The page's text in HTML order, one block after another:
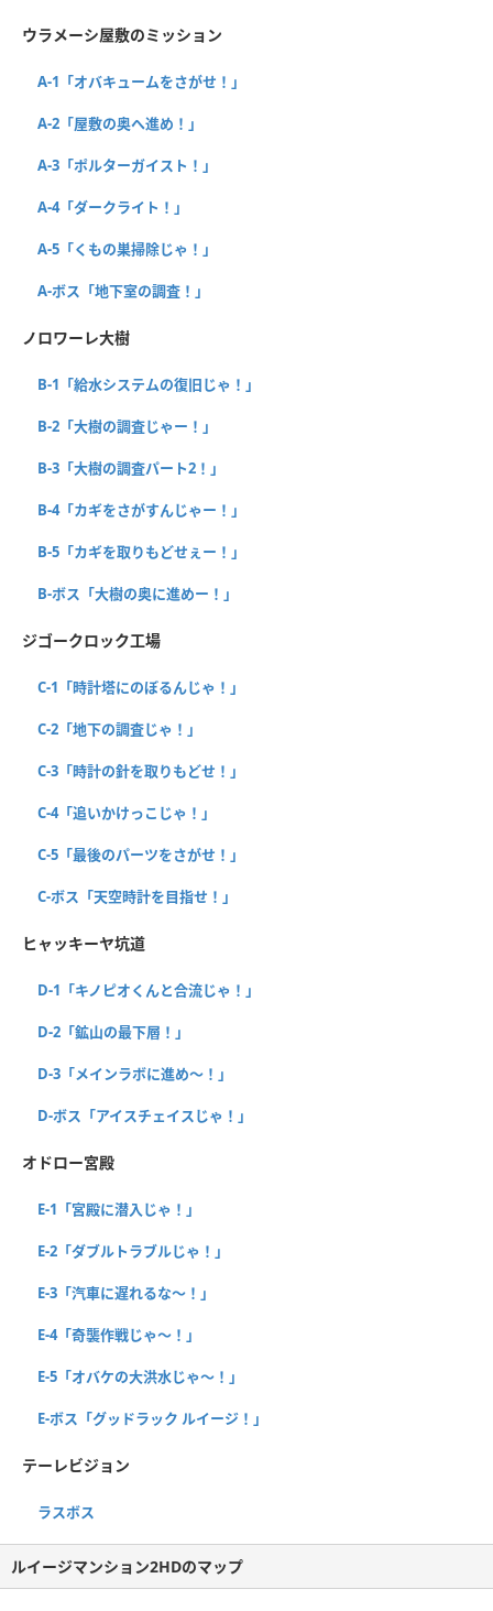
ウラメーシ屋敷のミッション
A-1「オバキュームをさがせ！」
A-2「屋敷の奥へ進め！」
A-3「ポルターガイスト！」
A-4「ダークライト！」
A-5「くもの巣掃除じゃ！」
A-ボス「地下室の調査！」
ノロワーレ大樹
B-1「給水システムの復旧じゃ！」
B-2「大樹の調査じゃー！」
B-3「大樹の調査パート2！」
B-4「カギをさがすんじゃー！」
B-5「カギを取りもどせぇー！」
B-ボス「大樹の奥に進めー！」
ジゴークロック工場
C-1「時計塔にのぼるんじゃ！」
C-2「地下の調査じゃ！」
C-3「時計の針を取りもどせ！」
C-4「追いかけっこじゃ！」
C-5「最後のパーツをさがせ！」
C-ボス「天空時計を目指せ！」
ヒャッキーヤ坑道
D-1「キノピオくんと合流じゃ！」
D-2「鉱山の最下層！」
D-3「メインラボに進め～！」
D-ボス「アイスチェイスじゃ！」
オドロー宮殿
E-1「宮殿に潜入じゃ！」
E-2「ダブルトラブルじゃ！」
E-3「汽車に遅れるな～！」
E-4「奇襲作戦じゃ～！」
E-5「オバケの大洪水じゃ～！」
E-ボス「グッドラック ルイージ！」
テーレビジョン
ラスボス
ルイージマンション2HDのマップ